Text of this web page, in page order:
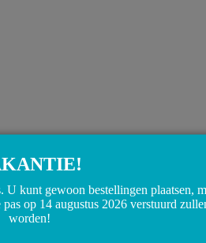
U kunt gewoon bestellingen plaatsen,
op 14 augustus 2026 verstuurd
worden!